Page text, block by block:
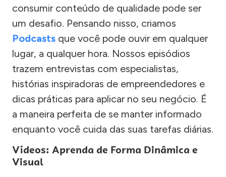
consumir conteúdo de qualidade pode ser
um desafio. Pensando nisso, criamos
Podcasts que você pode ouvir em qualquer
lugar, a qualquer hora. Nossos episódios
trazem entrevistas com especialistas,
histórias inspiradoras de empreendedores e
dicas práticas para aplicar no seu negócio. É
a maneira perfeita de se manter informado
enquanto você cuida das suas tarefas diárias.
Vídeos: Aprenda de Forma Dinâmica e
Visual